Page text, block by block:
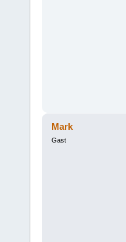
Mark
Gast